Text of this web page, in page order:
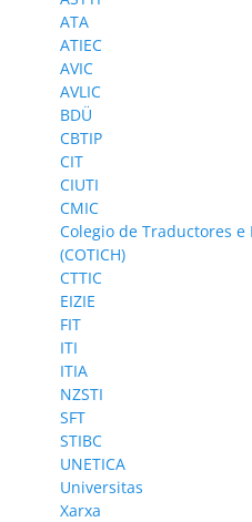
ATA
ATIEC
AVIC
AVLIC
BDÜ
CBTIP
CIT
CIUTI
CMIC
Colegio de Traductores
(COTICH)
CTTIC
EIZIE
FIT
ITI
ITIA
NZSTI
SFT
STIBC
UNETICA
Universitas
Xarxa